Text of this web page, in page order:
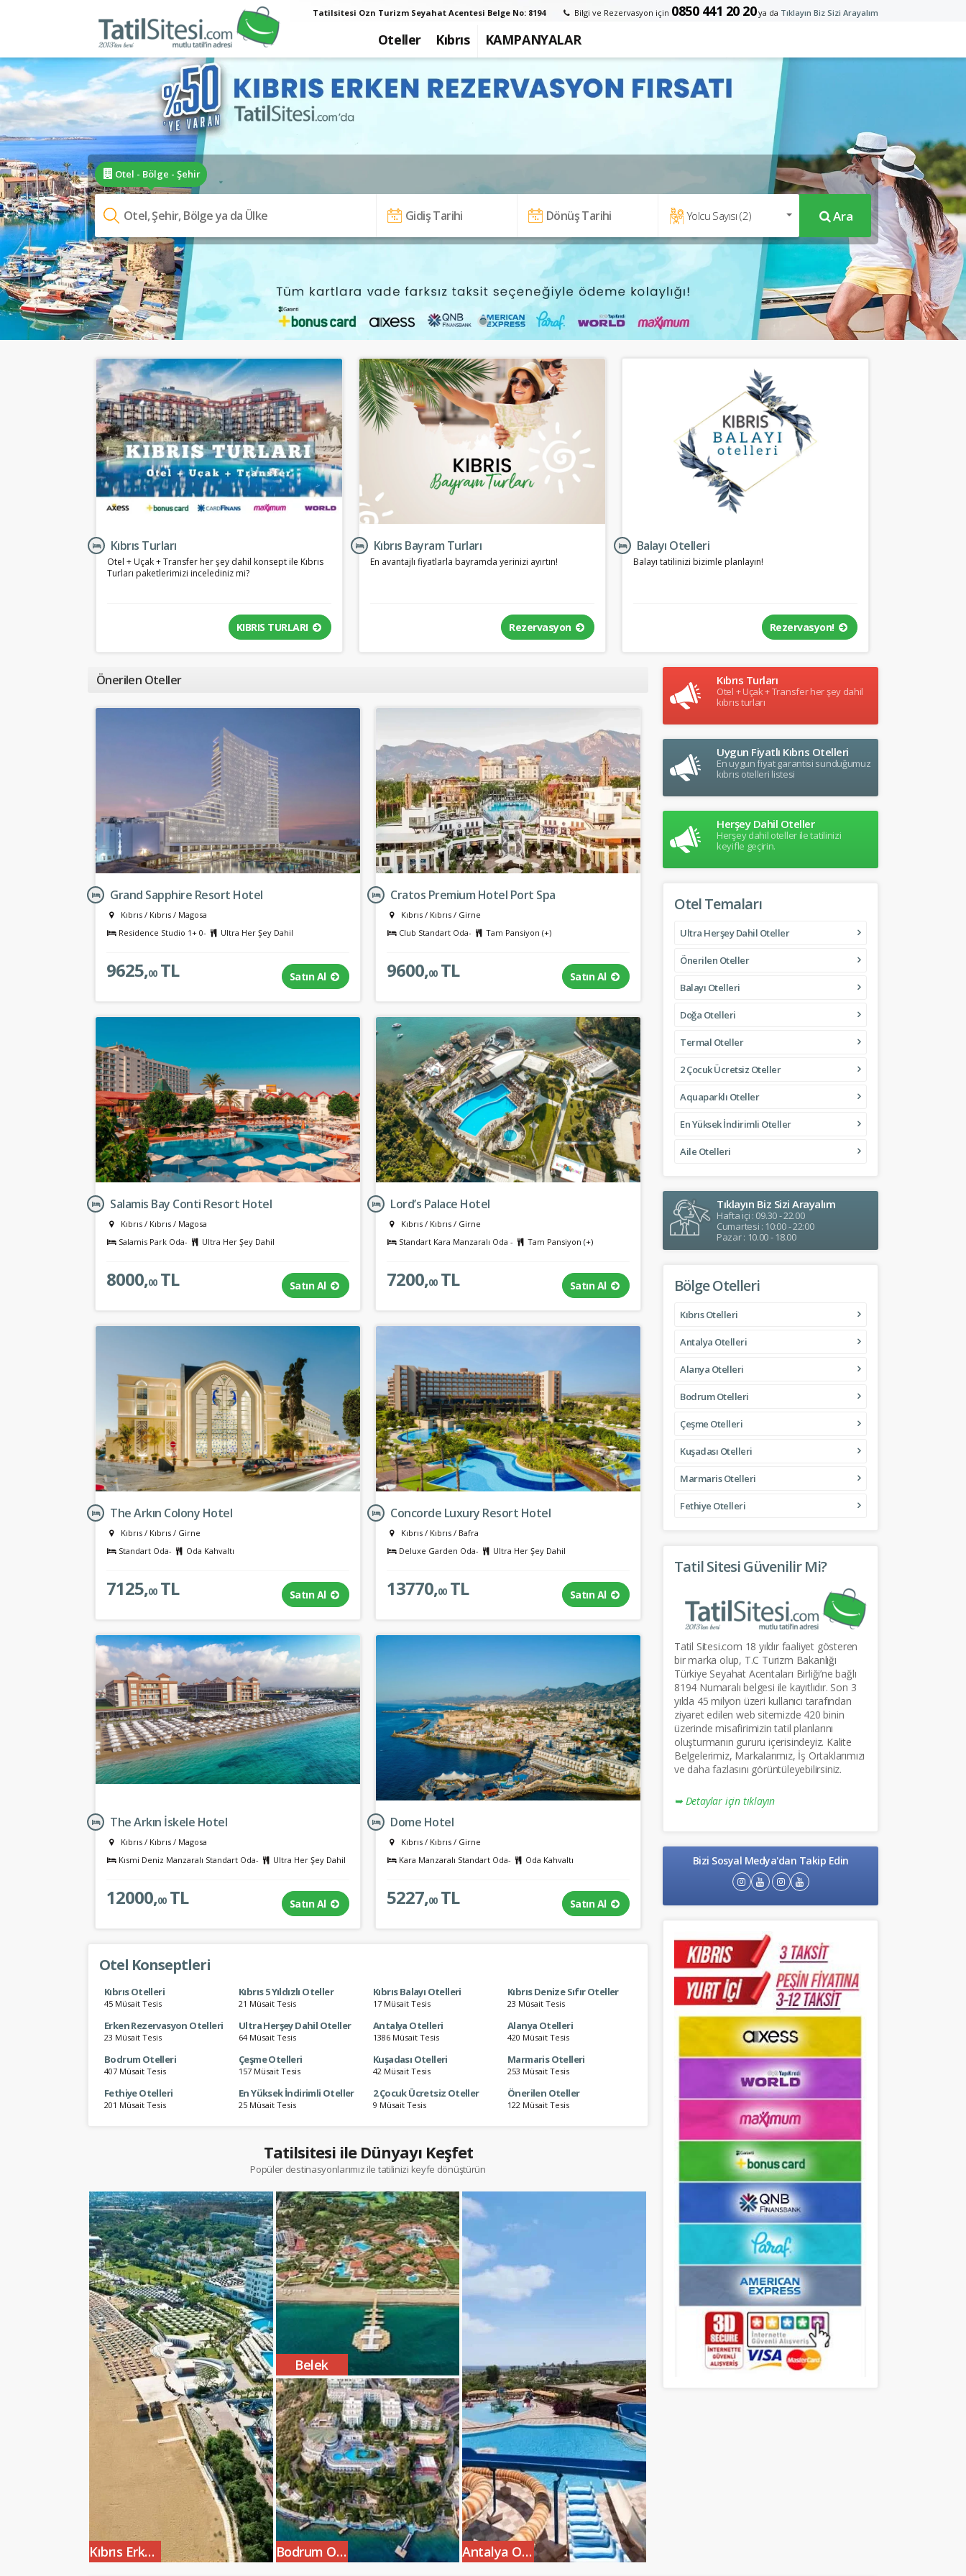
Tatilsitesi Ozn Turizm Seyahat Acentesi Belge No: 8194 Bilgi ve Rezervasyon için 0850 441 20 20ya da Tıklayın Biz Sizi Arayalım
Oteller Kıbrıs KAMPANYALAR
Otel - Bölge - Şehir
Yolcu Sayısı (2) Ara
Kıbrıs Turları
Otel + Uçak + Transfer her şey dahil konsept ile Kıbrıs
Turları paketlerimizi incelediniz mi?
KIBRIS TURLARI
Kıbrıs Bayram Turları
En avantajlı fiyatlarla bayramda yerinizi ayırtın!
Rezervasyon
Balayı Otelleri
Balayı tatilinizi bizimle planlayın!
Rezervasyon!
Önerilen Oteller
Grand Sapphire Resort Hotel
Kıbrıs / Kıbrıs / Magosa
Residence Studio 1+ 0-
Ultra Her Şey Dahil
9625,00TL Satın Al
Cratos Premium Hotel Port Spa
Kıbrıs / Kıbrıs / Girne
Club Standart Oda-
Tam Pansiyon (+)
9600,00TL Satın Al
Salamis Bay Conti Resort Hotel
Kıbrıs / Kıbrıs / Magosa
Salamis Park Oda-
Ultra Her Şey Dahil
8000,00TL Satın Al
Lord’s Palace Hotel
Kıbrıs / Kıbrıs / Girne
Standart Kara Manzaralı Oda -
Tam Pansiyon (+)
7200,00TL Satın Al
The Arkın Colony Hotel
Kıbrıs / Kıbrıs / Girne
Standart Oda-
Oda Kahvaltı
7125,00TL Satın Al
Concorde Luxury Resort Hotel
Kıbrıs / Kıbrıs / Bafra
Deluxe Garden Oda-
Ultra Her Şey Dahil
13770,00TL Satın Al
The Arkın İskele Hotel
Kıbrıs / Kıbrıs / Magosa
Kısmi Deniz Manzaralı Standart Oda-
Ultra Her Şey Dahil
12000,00TL Satın Al
Dome Hotel
Kıbrıs / Kıbrıs / Girne
Kara Manzaralı Standart Oda-
Oda Kahvaltı
5227,00TL Satın Al
Otel Konseptleri
Kıbrıs Otelleri
45 Müsait Tesis
Kıbrıs 5 Yıldızlı Oteller
21 Müsait Tesis
Kıbrıs Balayı Otelleri
17 Müsait Tesis
Kıbrıs Denize Sıfır Oteller
23 Müsait Tesis
Erken Rezervasyon Otelleri
23 Müsait Tesis
Ultra Herşey Dahil Oteller
64 Müsait Tesis
Antalya Otelleri
1386 Müsait Tesis
Alanya Otelleri
420 Müsait Tesis
Bodrum Otelleri
407 Müsait Tesis
Çeşme Otelleri
157 Müsait Tesis
Kuşadası Otelleri
42 Müsait Tesis
Marmaris Otelleri
253 Müsait Tesis
Fethiye Otelleri
201 Müsait Tesis
En Yüksek İndirimli Oteller
25 Müsait Tesis
2 Çocuk Ücretsiz Oteller
9 Müsait Tesis
Önerilen Oteller
122 Müsait Tesis
Tatilsitesi ile Dünyayı Keşfet
Popüler destinasyonlarımız ile tatilinizi keyfe dönüştürün
Kıbrıs Erken Rezervasyon
Belek
Antalya Otelleri
Bodrum Otelleri
Kıbrıs Turları
Otel + Uçak + Transfer her şey dahil
kıbrıs turları
Uygun Fiyatlı Kıbrıs Otelleri
En uygun fiyat garantisi sunduğumuz
kıbrıs otelleri listesi
Herşey Dahil Oteller
Herşey dahil oteller ile tatilinizi
keyifle geçirin.
Otel Temaları
Ultra Herşey Dahil Oteller
Önerilen Oteller
Balayı Otelleri
Doğa Otelleri
Termal Oteller
2 Çocuk Ücretsiz Oteller
Aquaparklı Oteller
En Yüksek İndirimli Oteller
Aile Otelleri
Tıklayın Biz Sizi Arayalım
Hafta içi : 09.30 - 22.00
Cumartesi : 10:00 - 22:00
Pazar : 10.00 - 18.00
Bölge Otelleri
Kıbrıs Otelleri
Antalya Otelleri
Alanya Otelleri
Bodrum Otelleri
Çeşme Otelleri
Kuşadası Otelleri
Marmaris Otelleri
Fethiye Otelleri
Tatil Sitesi Güvenilir Mi?
Tatil Sitesi.com 18 yıldır faaliyet gösteren
bir marka olup, T.C Turizm Bakanlığı
Türkiye Seyahat Acentaları Birliği’ne bağlı
8194 Numaralı belgesi ile kayıtlıdır. Son 3
yılda 45 milyon üzeri kullanıcı tarafından
ziyaret edilen web sitemizde 420 binin
üzerinde misafirimizin tatil planlarını
oluşturmanın gururu içerisindeyiz. Kalite
Belgelerimiz, Markalarımız, İş Ortaklarımızı
ve daha fazlasını görüntüleyebilirsiniz.
➥ Detaylar için tıklayın
Bizi Sosyal Medya'dan Takip Edin